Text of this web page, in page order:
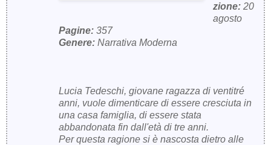
zione: 20
agosto
Pagine: 357
Genere: Narrativa Moderna
Lucia Tedeschi, giovane ragazza di ventitré
anni, vuole dimenticare di essere cresciuta in
una casa famiglia, di essere stata
abbandonata fin dall'età di tre anni.
Per questa ragione si è nascosta dietro alle